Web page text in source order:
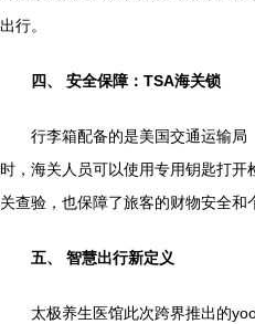
出行。
四、 安全保障：TSA海关锁
行李箱配备的是美国交通运输局
时，海关人员可以使用专用钥匙打
关查验，也保障了旅客的财物安全和
五、 智慧出行新定义
太极养生医馆此次跨界推出的